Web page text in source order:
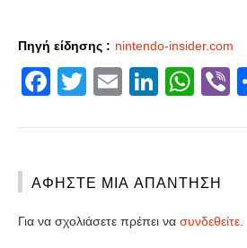
Πηγή είδησης : nintendo-insider.com
Facebook
Twitter
Email
ΑΦΉΣΤΕ ΜΙΑ ΑΠΆΝΤΗΣΗ
Για να σχολιάσετε πρέπει να συνδεθείτε